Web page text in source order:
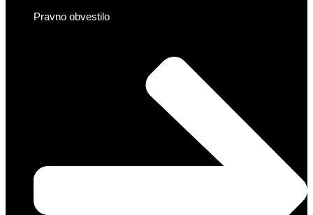
Pravno obvestilo